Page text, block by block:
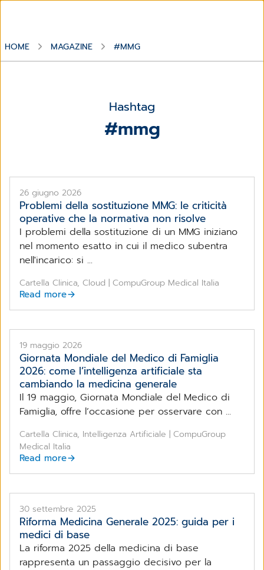
HOME MAGAZINE #MMG
Hashtag
#mmg
26 giugno 2026
Problemi della sostituzione MMG: le criticità
operative che la normativa non risolve
I problemi della sostituzione di un MMG iniziano
nel momento esatto in cui il medico subentra
nell'incarico: si ...
Cartella Clinica, Cloud | CompuGroup Medical Italia
Read more
19 maggio 2026
Giornata Mondiale del Medico di Famiglia
2026: come l’intelligenza artificiale sta
cambiando la medicina generale
Il 19 maggio, Giornata Mondiale del Medico di
Famiglia, offre l’occasione per osservare con ...
Cartella Clinica, Intelligenza Artificiale | CompuGroup
Medical Italia
Read more
30 settembre 2025
Riforma Medicina Generale 2025: guida per i
medici di base
La riforma 2025 della medicina di base
rappresenta un passaggio decisivo per la